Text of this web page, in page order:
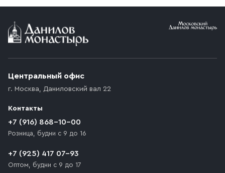
Условия доставки
возникают препятствия для подъезда автомобиля,
которое максимально близко к месту запланированной
движения. Если на территории места назначения
доставки предусмотрен платный въезд, то Покупателю
необходимо компенсировать стоимость въезда
Центральный офис
г. Москва, Даниловский вал 22
Контакты
+7 (916) 868-10-00
Розница, будни с 9 до 16
+7 (925) 417 07-93
Оптом, будни с 9 до 17